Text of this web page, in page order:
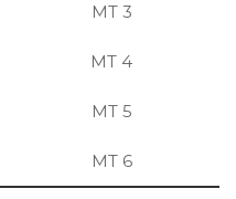
MT 3
MT 4
MT 5
MT 6